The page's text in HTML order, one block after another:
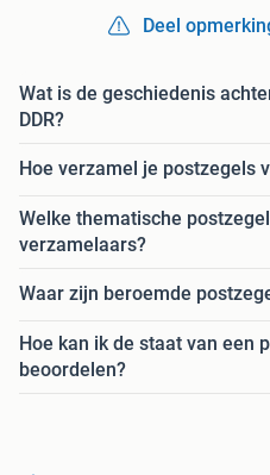
Deel
Wat is de geschiedenis
DDR?
Hoe verzamel je postzegels
Welke thematische
verzamelaars?
Waar zijn beroemde
Hoe kan ik de staat van een
beoordelen?